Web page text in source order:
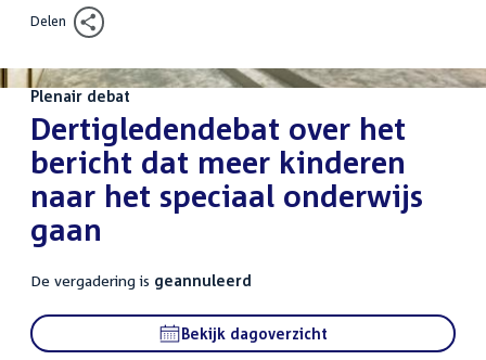
Delen
Plenair debat
:Dertigledendebat over het
bericht dat meer kinderen
naar het speciaal onderwijs
gaan
De vergadering is geannuleerd
Bekijk dagoverzicht